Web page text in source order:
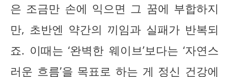
은 조금만 손에 익으면 그 꿈에 부합하지
만, 초반엔 약간의 끼임과 실패가 반복되
죠. 이때는 ‘완벽한 웨이브’보다는 ‘자연스
러운 흐름’을 목표로 하는 게 정신 건강에